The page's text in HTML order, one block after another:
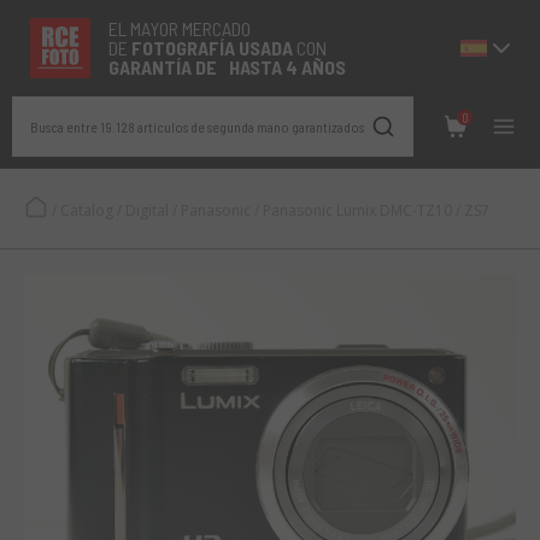
EL MAYOR MERCADO
DE FOTOGRAFÍA USADA CON
GARANTÍA DE HASTA 4 AÑOS
Busca entre 19.128 artículos de segunda mano garantizados
0